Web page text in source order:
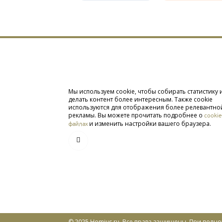
Мы используем cookie, чтобы собирать статистику
делать контент более интересным. Также cookie
используются для отображения более
рекламы. Вы можете прочитать подробнее о
файлах и изменить настройки вашего браузера.